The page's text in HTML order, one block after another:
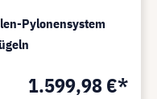
Pylonensystem
1.599,98 €*